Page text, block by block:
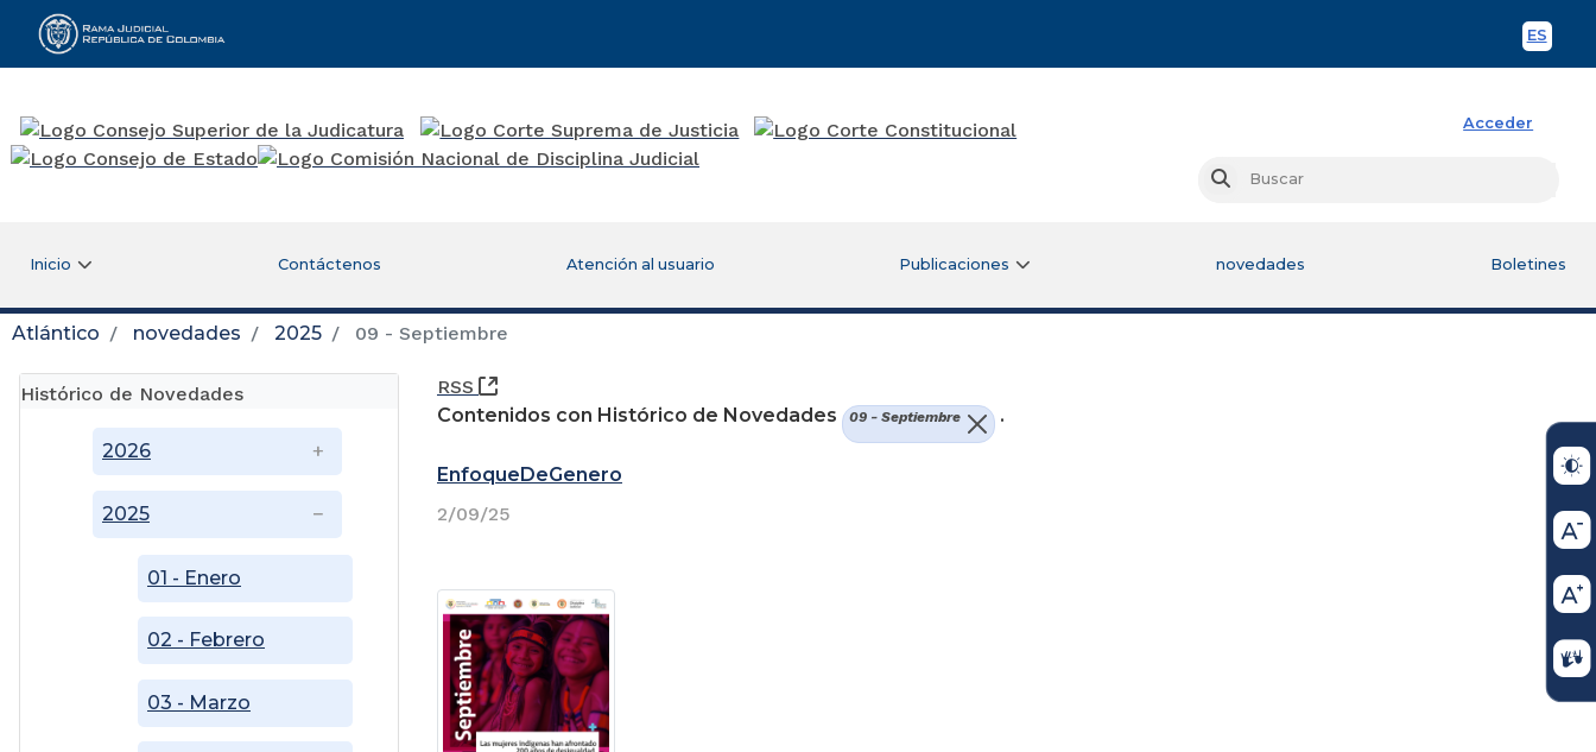
ES
Rama Judicial
Acceder
Buscar
Inicio Contáctenos Atención al usuario Publicaciones novedades Boletines
Atlántico novedades 2025 09 - Septiembre
Histórico de Novedades
2025
01 - Enero
02 - Febrero
03 - Marzo
2026
RSS
(Abre una nueva ventana)
Contenidos con Histórico de Novedades
09 - Septiembre .
EnfoqueDeGenero
2/09/25